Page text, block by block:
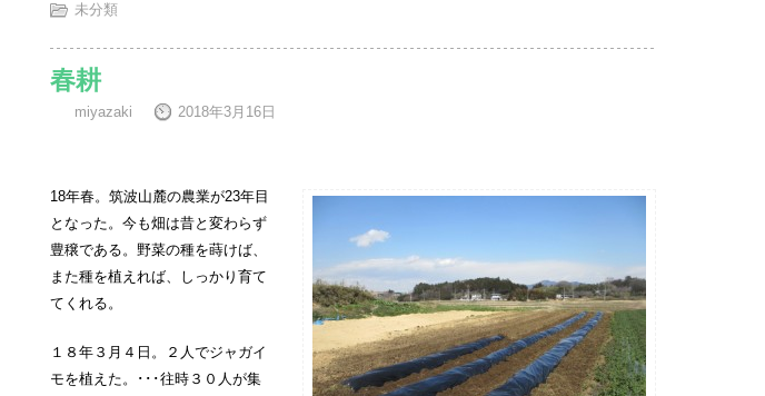
未分類
春耕
miyazaki 2018年3月16日
18年春。筑波山麓の農業が23年目
となった。今も畑は昔と変わらず
豊穣である。野菜の種を蒔けば、
また種を植えれば、しっかり育て
てくれる。
１８年３月４日。２人でジャガイ
モを植えた。･･･往時３０人が集